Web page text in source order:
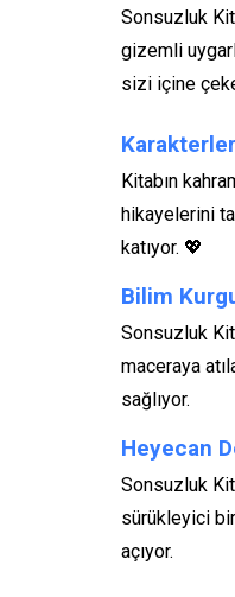
Sonsuzluk
gizemli
sizi içine
Kitabın
hikayelerini
katıyor. 💖
Bilim
Sonsuzluk
maceraya
sağlıyor.
Heyecan
Sonsuzluk
sürükleyici
açıyor.